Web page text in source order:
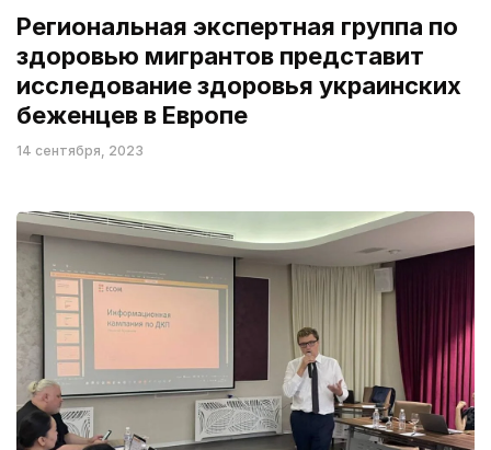
Региональная экспертная группа по
здоровью мигрантов представит
исследование здоровья украинских
беженцев в Европе
14 сентября, 2023